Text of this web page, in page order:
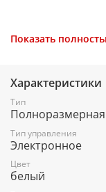
Высота (см)
85
Ширина (см)
60
Показать
Характеристики
Тип
Полноразмерная
Тип управления
Электронное
Цвет
белый